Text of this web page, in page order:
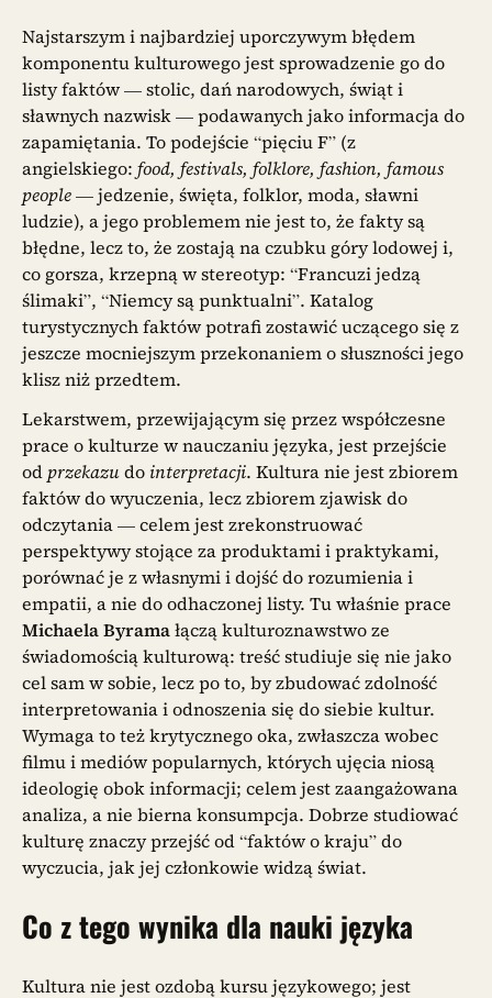
Najstarszym i najbardziej uporczywym błędem
komponentu kulturowego jest sprowadzenie go do
listy faktów — stolic, dań narodowych, świąt i
sławnych nazwisk — podawanych jako informacja do
zapamiętania. To podejście “pięciu F” (z
angielskiego: food, festivals, folklore, fashion, famous
people— jedzenie, święta, folklor, moda, sławni
ludzie), a jego problemem nie jest to, że fakty są
błędne, lecz to, że zostają na czubku góry lodowej i,
co gorsza, krzepną w stereotyp: “Francuzi jedzą
ślimaki”, “Niemcy są punktualni”. Katalog
turystycznych faktów potrafi zostawić uczącego się z
jeszcze mocniejszym przekonaniem o słuszności jego
klisz niż przedtem.
Lekarstwem, przewijającym się przez współczesne
prace o kulturze w nauczaniu języka, jest przejście
od przekazudo interpretacji. Kultura nie jest zbiorem
faktów do wyuczenia, lecz zbiorem zjawisk do
odczytania — celem jest zrekonstruować
perspektywy stojące za produktami i praktykami,
porównać je z własnymi i dojść do rozumienia i
empatii, a nie do odhaczonej listy. Tu właśnie prace
Michaela Byramałączą kulturoznawstwo ze
świadomością kulturową: treść studiuje się nie jako
cel sam w sobie, lecz po to, by zbudować zdolność
interpretowania i odnoszenia się do siebie kultur.
Wymaga to też krytycznego oka, zwłaszcza wobec
filmu i mediów popularnych, których ujęcia niosą
ideologię obok informacji; celem jest zaangażowana
analiza, a nie bierna konsumpcja. Dobrze studiować
kulturę znaczy przejść od “faktów o kraju” do
wyczucia, jak jej członkowie widzą świat.
Co z tego wynika dla nauki języka
Kultura nie jest ozdobą kursu językowego; jest